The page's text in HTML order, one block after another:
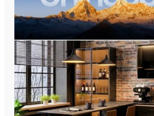
При выборе профилей для изготовления
фасадов отличным решением станут
интегрированной ручкой: MF 20, 21 и MF
Варианты использования данных
многочисленны: кухни, ванные комнаты,
гостиной и спален, витрины.